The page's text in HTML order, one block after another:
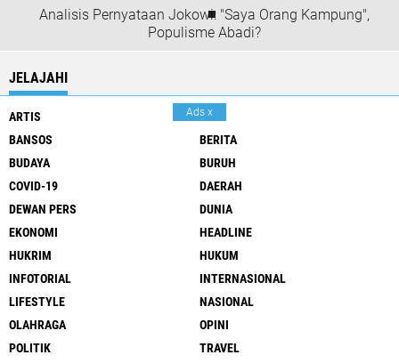
Analisis Pernyataan Jokowi: "Saya Orang Kampung",
Populisme Abadi?
JELAJAHI
ARTIS
BPJS
BANSOS
BERITA
BUDAYA
BURUH
COVID-19
DAERAH
DEWAN PERS
DUNIA
EKONOMI
HEADLINE
HUKRIM
HUKUM
INFOTORIAL
INTERNASIONAL
LIFESTYLE
NASIONAL
OLAHRAGA
OPINI
POLITIK
TRAVEL
Ads x